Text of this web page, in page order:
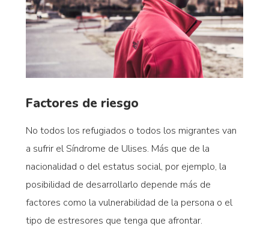
Factores de riesgo
No todos los refugiados o todos los migrantes van
a sufrir el Síndrome de Ulises. Más que de la
nacionalidad o del estatus social, por ejemplo, la
posibilidad de desarrollarlo depende más de
factores como la vulnerabilidad de la persona o el
tipo de estresores que tenga que afrontar.